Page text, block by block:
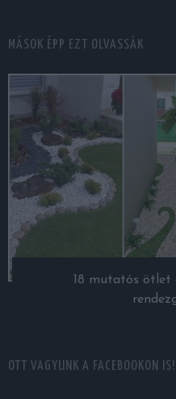
MÁSOK ÉPP EZT OLVASSÁK
18 mutatós ötlet
OTT VAGYUNK A FACEBOOKON IS!